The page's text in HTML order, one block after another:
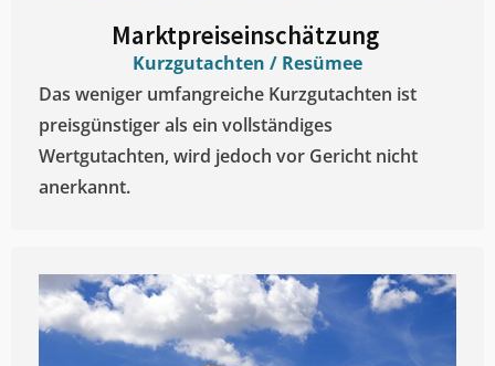
Marktpreiseinschätzung ​
Kurzgutachten / Resümee
Das weniger umfangreiche Kurzgutachten ist
preisgünstiger als ein vollständiges
Wertgutachten, wird jedoch vor Gericht nicht
anerkannt.